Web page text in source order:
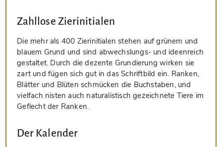
Zahllose Zierinitialen
Die mehr als 400 Zierinitialen stehen auf grünem und
blauem Grund und sind abwechslungs- und ideenreich
gestaltet. Durch die dezente Grundierung wirken sie
zart und fügen sich gut in das Schriftbild ein. Ranken,
Blätter und Blüten schmücken die Buchstaben, und
vielfach nisten auch naturalistisch gezeichnete Tiere im
Geflecht der Ranken.
Der Kalender